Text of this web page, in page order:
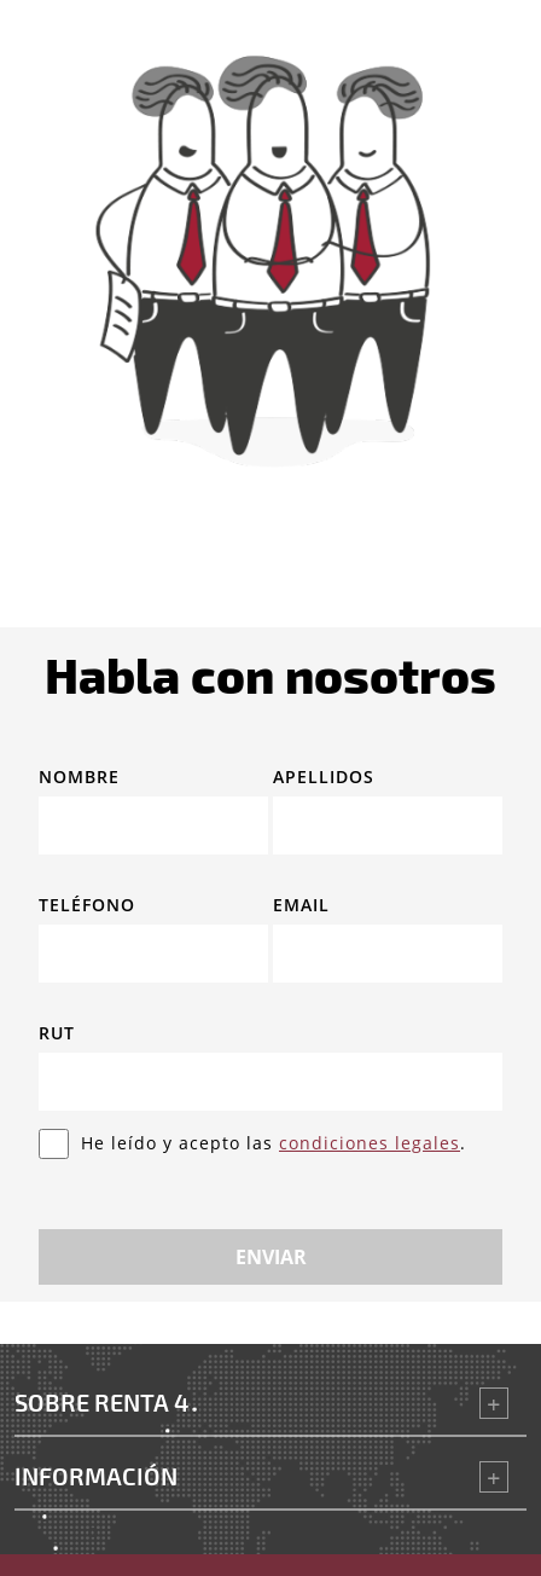
Habla con nosotros
NOMBRE APELLIDOS
TELÉFONO EMAIL
RUT
He leído y acepto las condiciones legales.
ENVIAR
SOBRE RENTA 4
INFORMACIÓN